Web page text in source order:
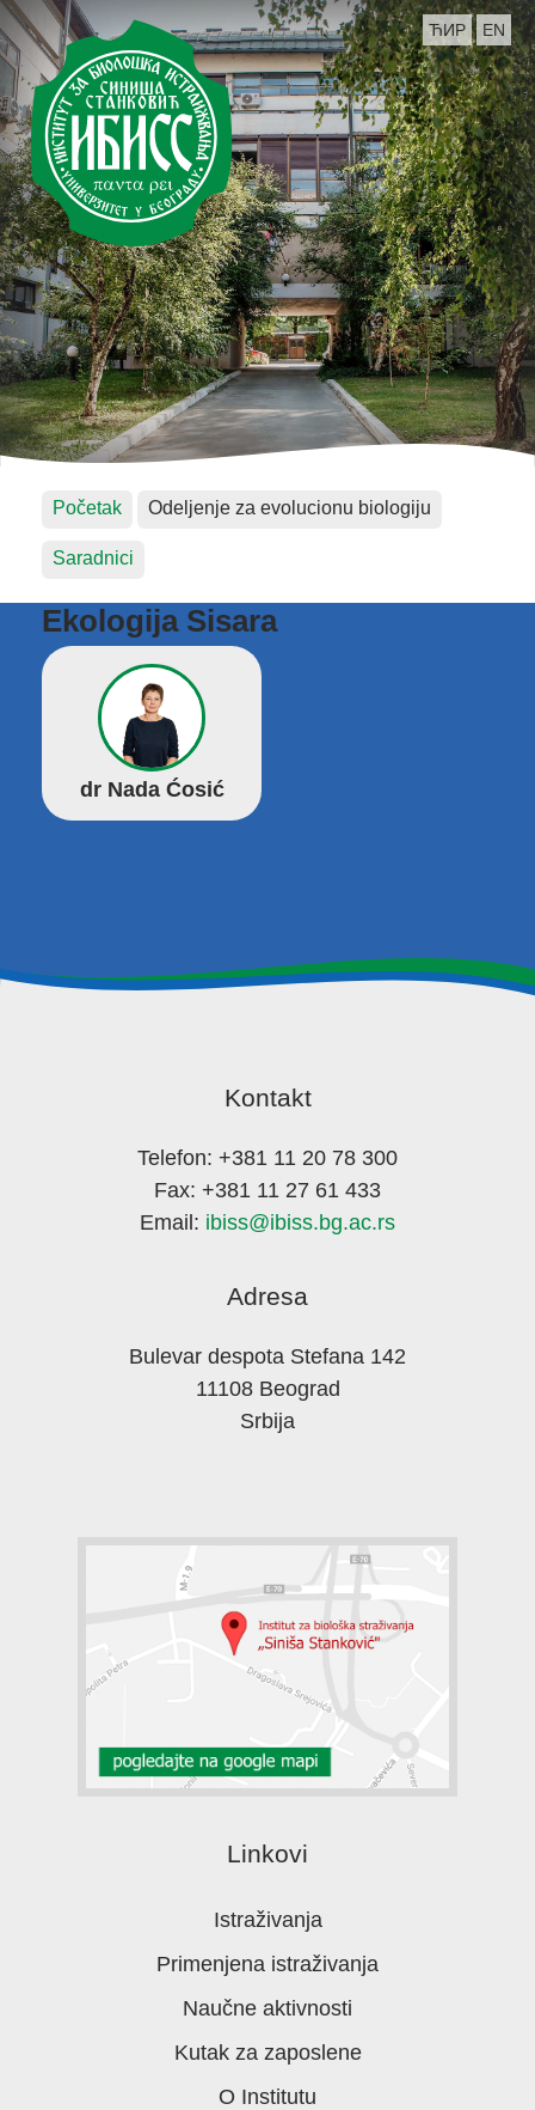
ЋИР EN
Početak Odeljenje za evolucionu biologiju
Saradnici
Ekologija Sisara
dr Nada Ćosić
Kontakt
Telefon: +381 11 20 78 300
Fax: +381 11 27 61 433
Email: ibiss@ibiss.bg.ac.rs
Adresa
Bulevar despota Stefana 142
11108 Beograd
Srbija
Linkovi
Istraživanja
Primenjena istraživanja
Naučne aktivnosti
Kutak za zaposlene
O Institutu